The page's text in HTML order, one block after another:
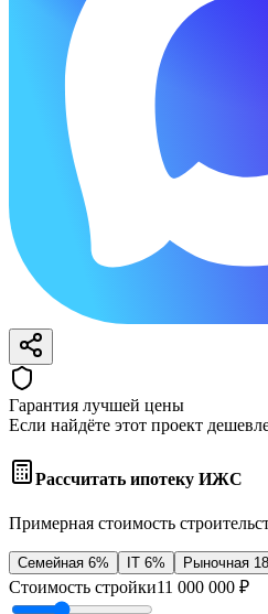
Гарантия лучшей цены
Если найдёте этот проект
Рассчитать ипотеку ИЖС
Примерная стоимость
Семейная 6% IT 6% Рыночная
Стоимость стройки11 000 000 ₽